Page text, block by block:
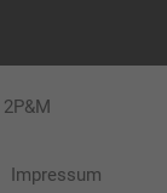
2P&M
Impressum